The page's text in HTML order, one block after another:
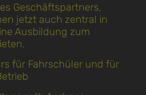
Geschäftspartners,
jetzt auch zentral in
Ausbildung zum
für Fahrschüler und für